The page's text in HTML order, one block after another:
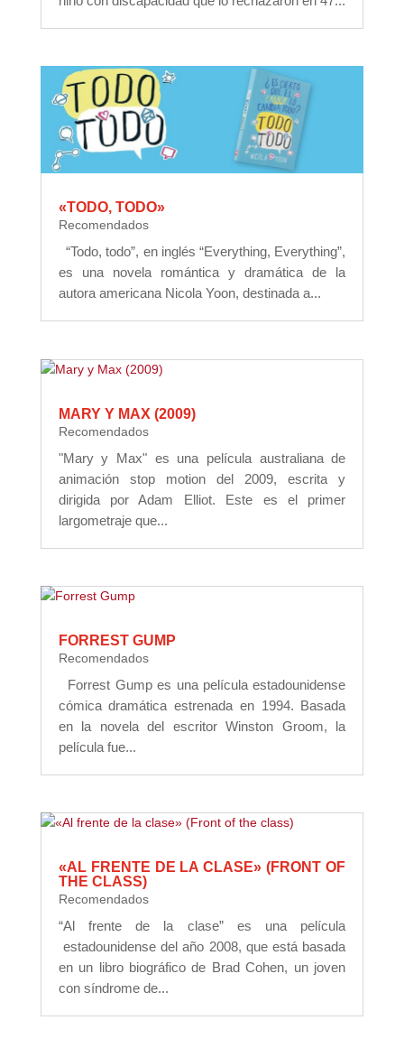
«TODO, TODO»
Recomendados
“Todo, todo”, en inglés “Everything, Everything”,
es una novela romántica y dramática de la
autora americana Nicola Yoon, destinada a...
MARY Y MAX (2009)
Recomendados
"Mary y Max" es una película australiana de
animación stop motion del 2009, escrita y
dirigida por Adam Elliot. Este es el primer
largometraje que...
FORREST GUMP
Recomendados
Forrest Gump es una película estadounidense
cómica dramática estrenada en 1994. Basada
en la novela del escritor Winston Groom, la
película fue...
«AL FRENTE DE LA CLASE» (FRONT OF
THE CLASS)
Recomendados
“Al frente de la clase” es una película
estadounidense del año 2008, que está basada
en un libro biográfico de Brad Cohen, un joven
con síndrome de...